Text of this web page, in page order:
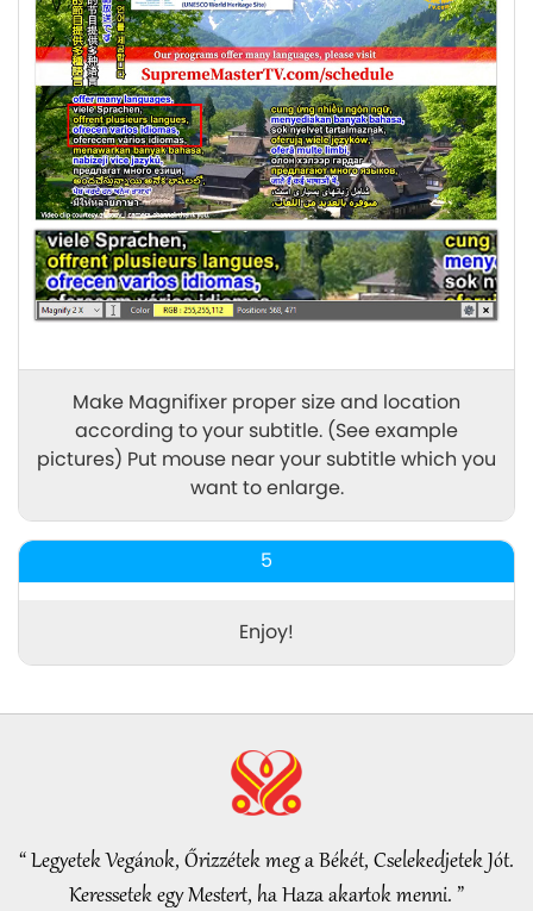
Make Magnifixer proper size and location
according to your subtitle. (See example
pictures) Put mouse near your subtitle which you
want to enlarge.
5
Enjoy!
“ Legyetek Vegánok, Őrizzétek meg a Békét, Cselekedjetek Jót.
Keressetek egy Mestert, ha Haza akartok menni. ”